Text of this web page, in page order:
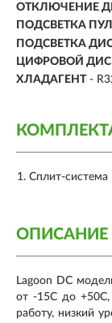
ОТКЛЮЧЕНИЕ
ПОДСВЕТКА
ПОДСВЕТКА
ЦИФРОВОЙ
ХЛАДАГЕНТ -
Сплит-система
ОПИСАНИЕ
Lagoon DC
от -15С до +50С,
работу, низкий